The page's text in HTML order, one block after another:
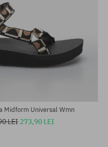
Midform Universal Wmn
LEI 273,90 LEI